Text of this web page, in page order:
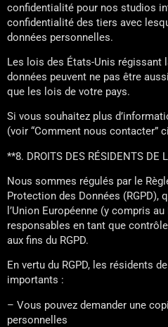
confidentialité pour nos studios
confidentialité des tiers avec
données personnelles.
Les lois des États-Unis régissant
données peuvent ne pas être
que les lois de votre pays.
Si vous souhaitez plus
(voir “Comment nous contacter”
**8. DROITS DES RÉSIDENTS DE
Nous sommes régulés par le
Protection des Données (RGPD),
l’Union Européenne (y compris
responsables en tant que
aux fins du RGPD.
En vertu du RGPD, les résidents
importants :
– Vous pouvez demander une
personnelles